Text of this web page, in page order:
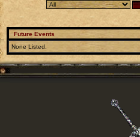
Future Events
None Listed.